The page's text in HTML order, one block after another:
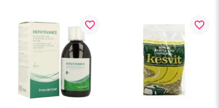
favorite_border favorite_border